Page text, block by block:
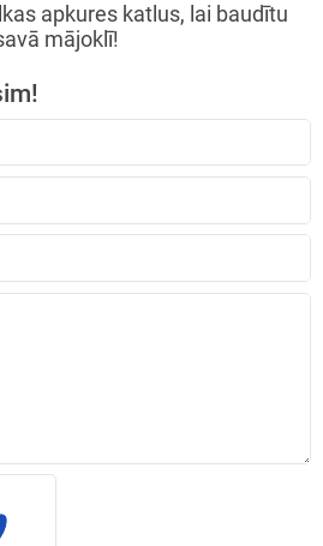
apkures katlus, lai baudītu
mājoklī!